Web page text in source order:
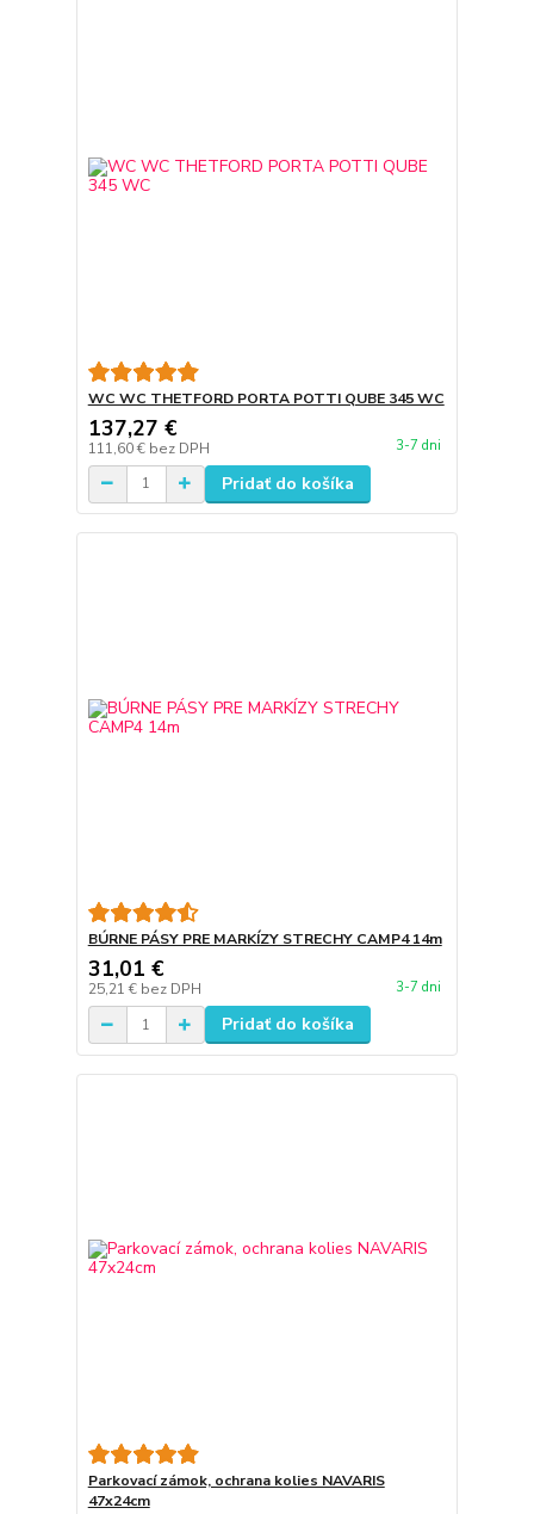
WC WC THETFORD PORTA POTTI QUBE 345 WC
137,27 €
111,60 € bez DPH 3-7 dni
Pridať do košíka
BÚRNE PÁSY PRE MARKÍZY STRECHY CAMP4 14m
31,01 €
25,21 € bez DPH 3-7 dni
Pridať do košíka
Parkovací zámok, ochrana kolies NAVARIS
47x24cm